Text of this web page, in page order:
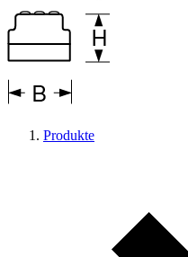
Produkte